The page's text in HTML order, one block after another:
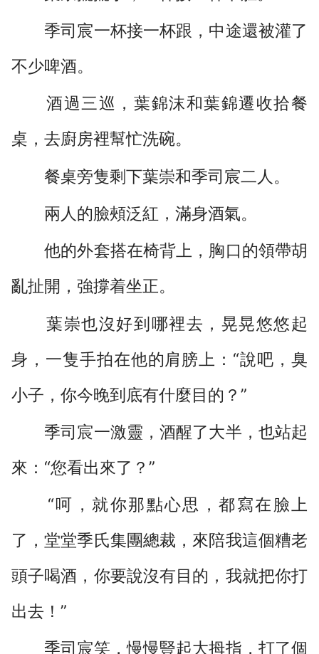
季司宸一杯接一杯跟，中途還被灌了
不少啤酒。
酒過三巡，葉錦沫和葉錦遷收拾餐
桌，去廚房裡幫忙洗碗。
餐桌旁隻剩下葉崇和季司宸二人。
兩人的臉頰泛紅，滿身酒氣。
他的外套搭在椅背上，胸口的領帶胡
亂扯開，強撐着坐正。
葉崇也沒好到哪裡去，晃晃悠悠起
身，一隻手拍在他的肩膀上：“說吧，臭
小子，你今晚到底有什麼目的？”
季司宸一激靈，酒醒了大半，也站起
來：“您看出來了？”
“呵，就你那點心思，都寫在臉上
了，堂堂季氏集團總裁，來陪我這個糟老
頭子喝酒，你要說沒有目的，我就把你打
出去！”
季司宸笑，慢慢豎起大拇指，打了個